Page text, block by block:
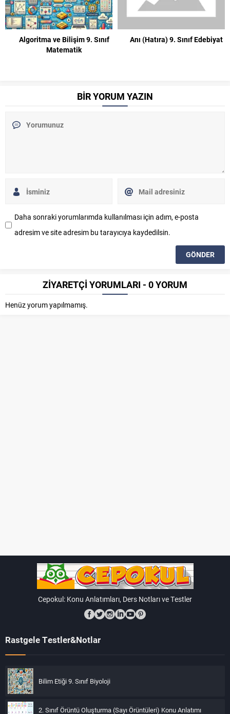
Algoritma ve Bilişim 9. Sınıf
Matematik
Anı (Hatıra) 9. Sınıf Edebiyat
BİR YORUM YAZIN
Daha sonraki yorumlarımda kullanılması için adım, e-posta
adresim ve site adresim bu tarayıcıya kaydedilsin.
ZİYARETÇİ YORUMLARI - 0 YORUM
Henüz yorum yapılmamış.
Cepokul: Konu Anlatımları, Ders Notları ve Testler
Rastgele Testler&Notlar
Bilim Etiği 9. Sınıf Biyoloji
2. Sınıf Örüntü Oluşturma (Sayı Örüntüleri) Konu Anlatımı